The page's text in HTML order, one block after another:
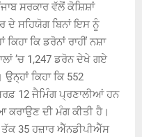
ਸਰਕਾਰ ਵੱਲੋਂ ਕੋਸ਼ਿਸ਼ਾਂ
ਦੇ ਸਹਿਯੋਗ ਬਿਨਾਂ ਇਸ ਨੂੰ
ਕਿ ਡਰੋਨਾਂ ਰਾਹੀਂ ਨਸ਼ਾ
’ਚ 1,247 ਡਰੋਨ ਦੇਖੇ ਗਏ
ਕਿਹਾ ਕਿ 552
12 ਜੈਮਿੰਗ ਪ੍ਰਣਾਲੀਆਂ ਹਨ
ਦੀ ਮੰਗ ਕੀਤੀ ਹੈ।
ਤੱਕ 35 ਹਜ਼ਾਰ ਐੱਨਡੀਪੀਐੱਸ